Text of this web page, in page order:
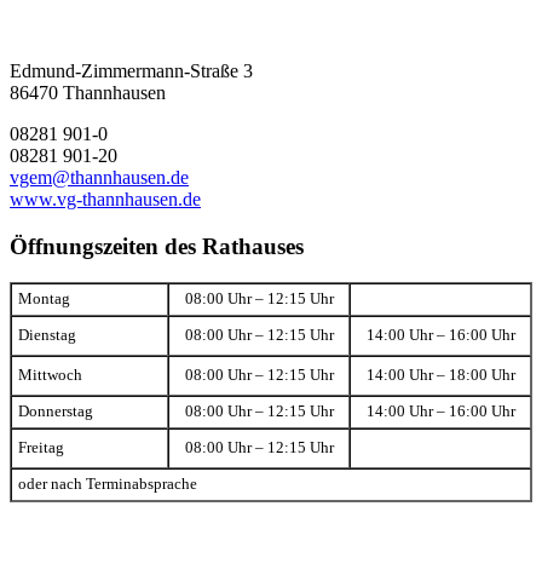
Edmund-Zimmermann-Straße 3
86470 Thannhausen
08281 901-0
08281 901-20
vgem@thannhausen.de
www.vg-thannhausen.de
Öffnungszeiten des Rathauses
Montag 08:00 Uhr – 12:15 Uhr
Dienstag 08:00 Uhr – 12:15 Uhr 14:00 Uhr – 16:00 Uhr
Mittwoch 08:00 Uhr – 12:15 Uhr 14:00 Uhr – 18:00 Uhr
Donnerstag 08:00 Uhr – 12:15 Uhr 14:00 Uhr – 16:00 Uhr
Freitag 08:00 Uhr – 12:15 Uhr
oder nach Terminabsprache